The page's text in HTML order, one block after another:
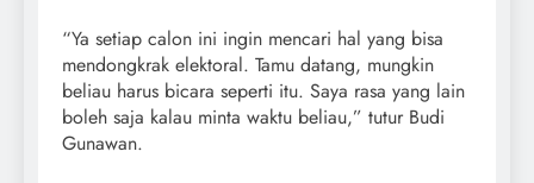
“Ya setiap calon ini ingin mencari hal yang bisa
mendongkrak elektoral. Tamu datang, mungkin
beliau harus bicara seperti itu. Saya rasa yang lain
boleh saja kalau minta waktu beliau,” tutur Budi
Gunawan.